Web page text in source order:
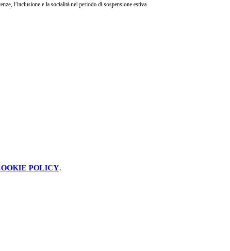
l’inclusione e la socialità nel periodo di sospensione estiva
POLICY.